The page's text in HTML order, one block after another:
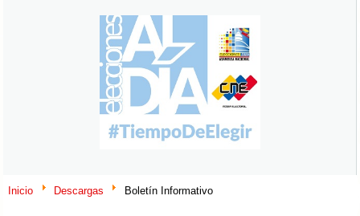
Inicio Descargas Boletín Informativo